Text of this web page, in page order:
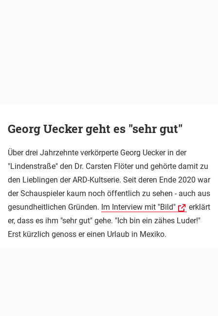
Georg Uecker geht es "sehr gut"
Über drei Jahrzehnte verkörperte Georg Uecker in der
"Lindenstraße" den Dr. Carsten Flöter und gehörte damit zu
den Lieblingen der ARD-Kultserie. Seit deren Ende 2020 war
der Schauspieler kaum noch öffentlich zu sehen - auch aus
gesundheitlichen Gründen. Im Interview mit "Bild"
erklärt
er, dass es ihm "sehr gut" gehe. "Ich bin ein zähes Luder!"
Erst kürzlich genoss er einen Urlaub in Mexiko.